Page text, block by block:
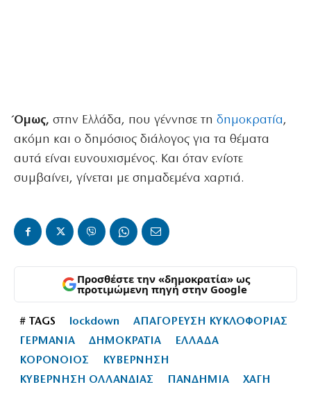
Όμως, στην Ελλάδα, που γέννησε τη δημοκρατία,
ακόμη και ο δημόσιος διάλογος για τα θέματα
αυτά είναι ευνουχισμένος. Και όταν ενίοτε
συμβαίνει, γίνεται με σημαδεμένα χαρτιά.
Προσθέστε την «δημοκρατία» ως
προτιμώμενη πηγή στην Google
# TAGS lockdown
ΑΠΑΓΟΡΕΥΣΗ ΚΥΚΛΟΦΟΡΙΑΣ
ΓΕΡΜΑΝΙΑ
ΔΗΜΟΚΡΑΤΙΑ
ΕΛΛΑΔΑ
ΚΟΡΟΝΟΙΟΣ
ΚΥΒΕΡΝΗΣΗ
ΚΥΒΕΡΝΗΣΗ ΟΛΛΑΝΔΙΑΣ
ΠΑΝΔΗΜΙΑ ΧΑΓΗ